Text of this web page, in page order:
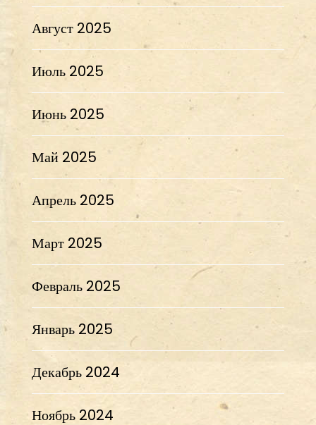
Август 2025
Июль 2025
Июнь 2025
Май 2025
Апрель 2025
Март 2025
Февраль 2025
Январь 2025
Декабрь 2024
Ноябрь 2024